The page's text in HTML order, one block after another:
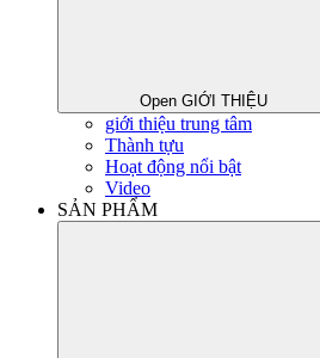
Open GIỚI THIỆU
giới thiệu trung tâm
Thành tựu
Hoạt động nổi bật
Video
SẢN PHẨM